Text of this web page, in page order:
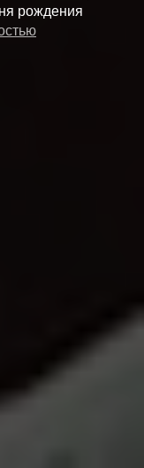
рождения